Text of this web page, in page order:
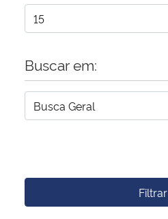
Buscar em:
Filtrar